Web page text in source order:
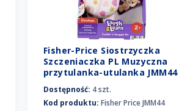
Fisher-Price Siostrzyczka
Szczeniaczka PL Muzyczna
przytulanka-utulanka JMM44
Dostępność: 4 szt.
Kod produktu: Fisher Price JMM44